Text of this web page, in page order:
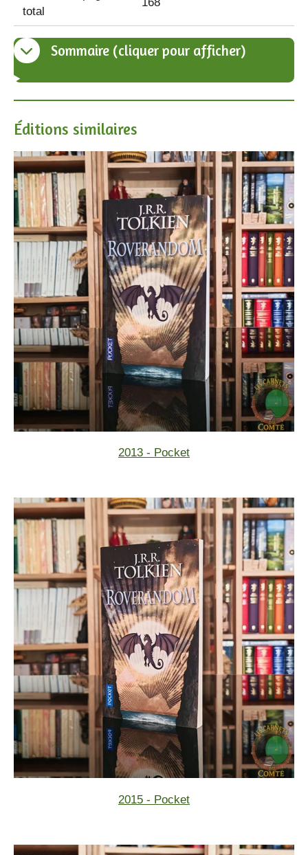
total
Sommaire (cliquer pour afficher)
Éditions similaires
2013 - Pocket
2015 - Pocket